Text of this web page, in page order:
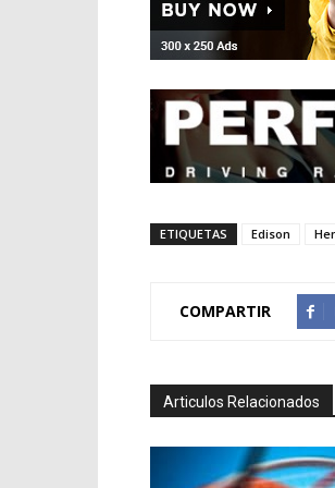
ETIQUETAS Edison
COMPARTIR
Articulos Relacionados